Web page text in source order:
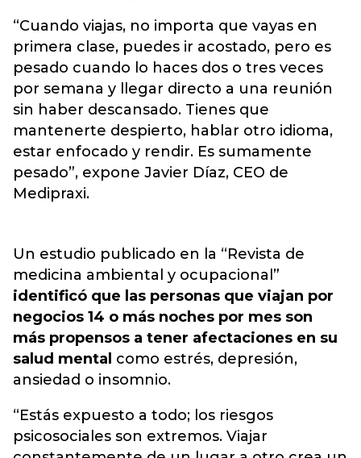
“Cuando viajas, no importa que vayas en
primera clase, puedes ir acostado, pero es
pesado cuando lo haces dos o tres veces
por semana y llegar directo a una reunión
sin haber descansado. Tienes que
mantenerte despierto, hablar otro idioma,
estar enfocado y rendir. Es sumamente
pesado”, expone Javier Díaz, CEO de
Medipraxi.
Un estudio publicado en la “Revista de
medicina ambiental y ocupacional”
identificó que las personas que viajan por
negocios 14 o más noches por mes son
más propensos a tener afectaciones en su
salud mental como estrés, depresión,
ansiedad o insomnio.
“Estás expuesto a todo; los riesgos
psicosociales son extremos. Viajar